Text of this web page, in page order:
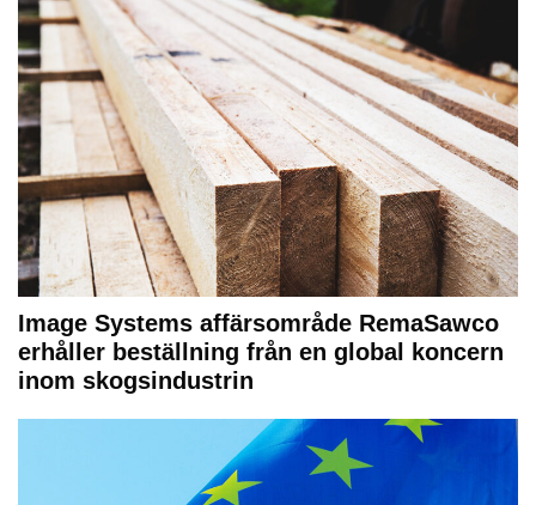
Image Systems affärsområde RemaSawco
erhåller beställning från en global koncern
inom skogsindustrin